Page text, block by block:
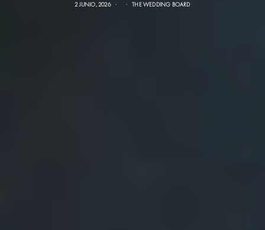
2 JUNIO, 2026 THE WEDDING BOARD